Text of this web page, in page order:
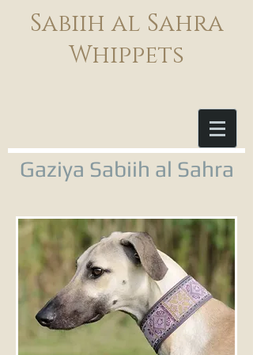
Sabiih al Sahra
Whippets
Gaziya Sabiih al Sahra